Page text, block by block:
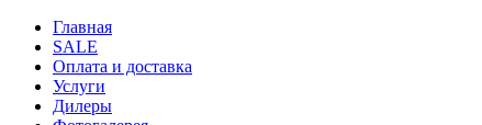
Главная
SALE
Оплата и доставка
Услуги
Дилеры